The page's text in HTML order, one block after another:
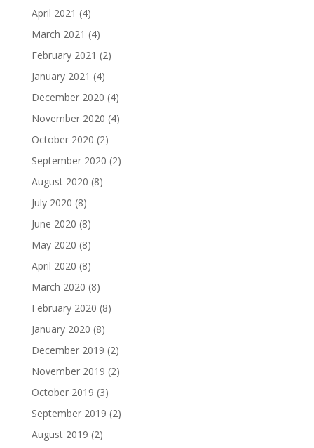
April 2021 (4)
March 2021 (4)
February 2021 (2)
January 2021 (4)
December 2020 (4)
November 2020 (4)
October 2020 (2)
September 2020 (2)
August 2020 (8)
July 2020 (8)
June 2020 (8)
May 2020 (8)
April 2020 (8)
March 2020 (8)
February 2020 (8)
January 2020 (8)
December 2019 (2)
November 2019 (2)
October 2019 (3)
September 2019 (2)
August 2019 (2)